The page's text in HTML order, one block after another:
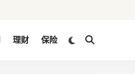
理财 保险
Switch
Open